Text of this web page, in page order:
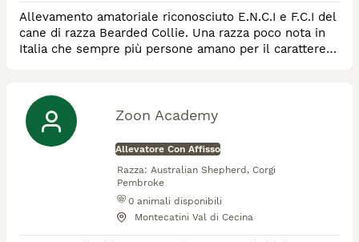
Allevamento amatoriale riconosciuto E.N.C.I e F.C.I del
cane di razza Bearded Collie. Una razza poco nota in
Italia che sempre più persone amano per il carattere
Zoon Academy
Allevatore Con Affisso
Razza: Australian Shepherd, Corgi
Pembroke
0 animali disponibili
Montecatini Val di Cecina